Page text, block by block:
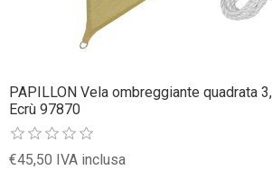
PAPILLON Vela ombreggiante quadrata
Ecrù 97870
€45,50 IVA inclusa